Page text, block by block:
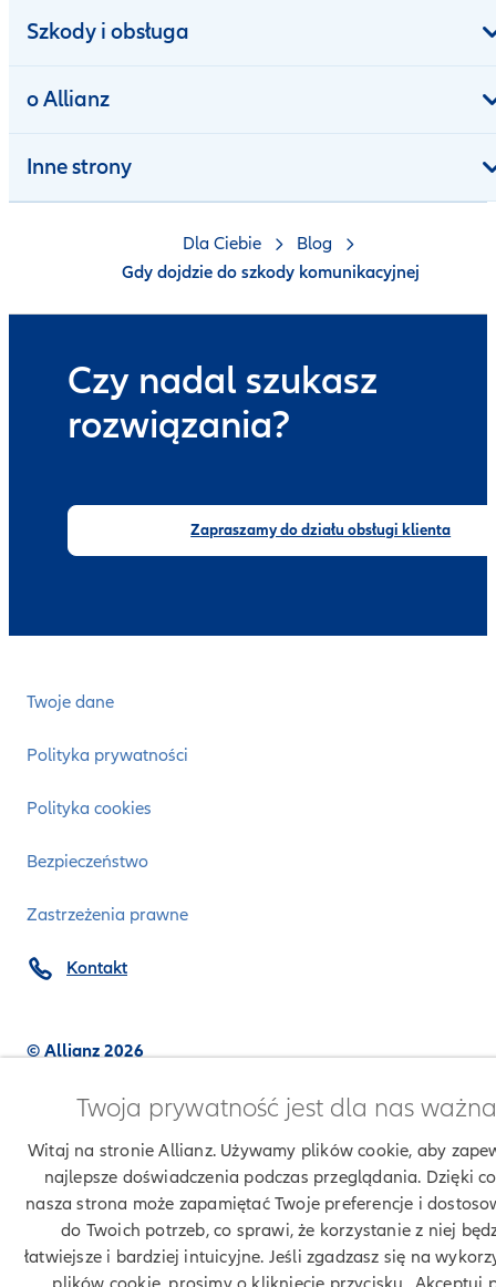
Szkody i obsługa
o Allianz
Inne strony
Czy nadal szukasz
rozwiązania?
Zapraszamy do działu obsługi klienta
Twoje dane
Polityka prywatności
Polityka cookies
Bezpieczeństwo
Zastrzeżenia prawne
© Allianz 2026
Kontakt
Dla Ciebie
Blog
Gdy dojdzie do szkody komunikacyjnej
Twoja prywatność jest dla nas
Witaj na stronie Allianz. Używamy plików cookie, aby
najlepsze doświadczenia podczas przeglądania. Dzięki
nasza strona może zapamiętać Twoje preferencje i
do Twoich potrzeb, co sprawi, że korzystanie z niej
łatwiejsze i bardziej intuicyjne. Jeśli zgadzasz się na